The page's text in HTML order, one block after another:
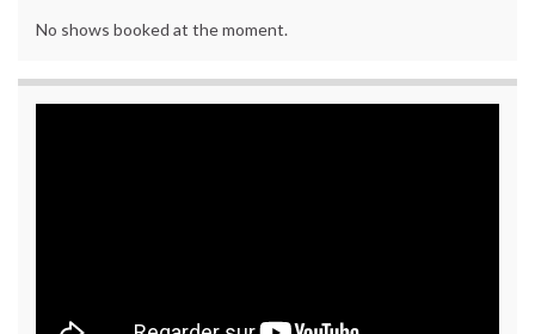
No shows booked at the moment.